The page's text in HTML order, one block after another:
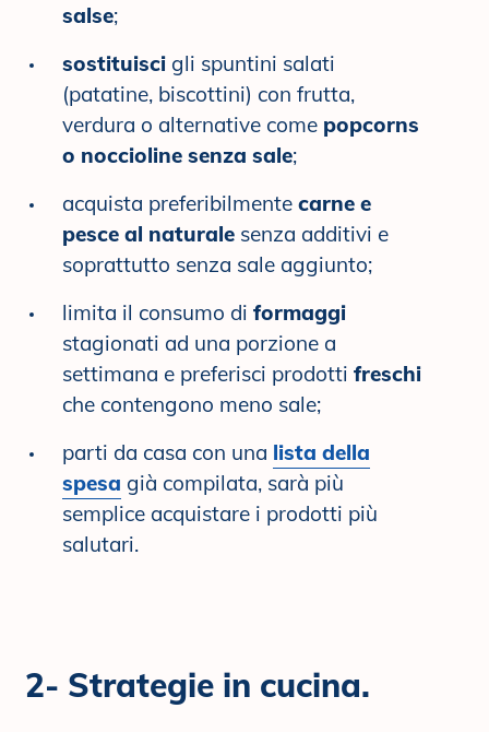
salse;
sostituiscigli spuntini salati
(patatine, biscottini) con frutta,
verdura o alternative come popcorns
o noccioline senza sale;
acquista preferibilmente carne e
pesce al naturalesenza additivi e
soprattutto senza sale aggiunto;
limita il consumo di formaggi
stagionati ad una porzione a
settimana e preferisci prodotti freschi
che contengono meno sale;
parti da casa con una lista della
spesa già compilata, sarà più
semplice acquistare i prodotti più
salutari.
2- Strategie in cucina.